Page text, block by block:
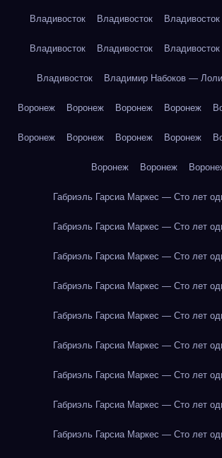
Владивосток Владивосток Владивосток
Владивосток Владивосток Владивосток
Владивосток Владимир Набоков —
Воронеж Воронеж Воронеж Воронеж
Воронеж Воронеж Воронеж Воронеж
Воронеж Воронеж
Габриэль Гарсиа Маркес — Сто лет
Габриэль Гарсиа Маркес — Сто лет
Габриэль Гарсиа Маркес — Сто лет
Габриэль Гарсиа Маркес — Сто лет
Габриэль Гарсиа Маркес — Сто лет
Габриэль Гарсиа Маркес — Сто лет
Габриэль Гарсиа Маркес — Сто лет
Габриэль Гарсиа Маркес — Сто лет
Габриэль Гарсиа Маркес — Сто лет